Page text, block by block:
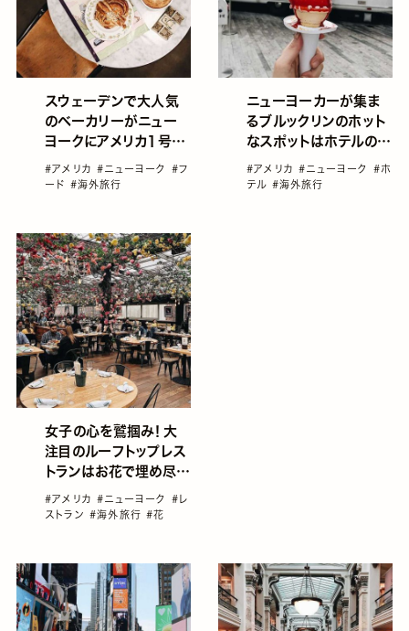
スウェーデンで大人気
のベーカリーがニュー
ヨークにアメリカ1号店
をオープン！
#アメリカ#ニューヨーク #フ
ード #海外旅行
ニューヨーカーが集ま
るブルックリンのホット
なスポットはホテルの中
に！？
#アメリカ#ニューヨーク #ホ
テル #海外旅行
女子の心を鷲掴み！大
注目のルーフトップレス
トランはお花で埋め尽く
された可愛すぎる空間
♡
#アメリカ#ニューヨーク #レ
ストラン #海外旅行#花